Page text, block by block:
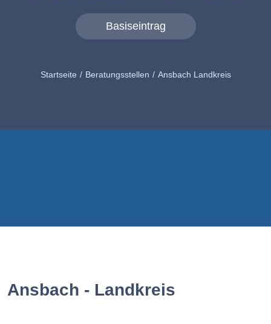
Basiseintrag
Startseite Beratungsstellen Ansbach Landkreis
Ansbach - Landkreis